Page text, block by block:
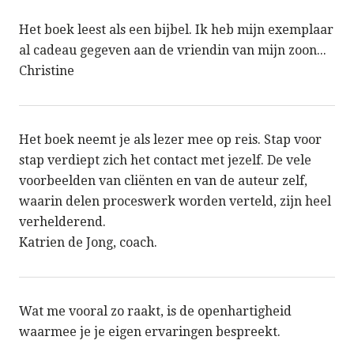
Het boek leest als een bijbel. Ik heb mijn exemplaar
al cadeau gegeven aan de vriendin van mijn zoon...
Christine
Het boek neemt je als lezer mee op reis. Stap voor
stap verdiept zich het contact met jezelf. De vele
voorbeelden van cliënten en van de auteur zelf,
waarin delen proceswerk worden verteld, zijn heel
verhelderend.
Katrien de Jong, coach.
Wat me vooral zo raakt, is de openhartigheid
waarmee je je eigen ervaringen bespreekt.